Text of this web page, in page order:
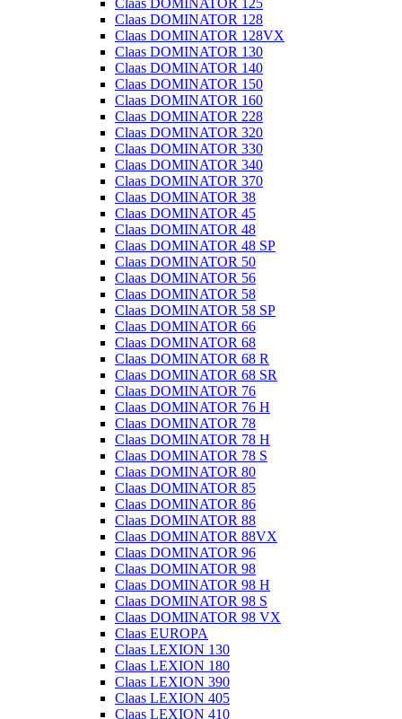
Claas DOMINATOR 125
Claas DOMINATOR 128
Claas DOMINATOR 128VX
Claas DOMINATOR 130
Claas DOMINATOR 140
Claas DOMINATOR 150
Claas DOMINATOR 160
Claas DOMINATOR 228
Claas DOMINATOR 320
Claas DOMINATOR 330
Claas DOMINATOR 340
Claas DOMINATOR 370
Claas DOMINATOR 38
Claas DOMINATOR 45
Claas DOMINATOR 48
Claas DOMINATOR 48 SP
Claas DOMINATOR 50
Claas DOMINATOR 56
Claas DOMINATOR 58
Claas DOMINATOR 58 SP
Claas DOMINATOR 66
Claas DOMINATOR 68
Claas DOMINATOR 68 R
Claas DOMINATOR 68 SR
Claas DOMINATOR 76
Claas DOMINATOR 76 H
Claas DOMINATOR 78
Claas DOMINATOR 78 H
Claas DOMINATOR 78 S
Claas DOMINATOR 80
Claas DOMINATOR 85
Claas DOMINATOR 86
Claas DOMINATOR 88
Claas DOMINATOR 88VX
Claas DOMINATOR 96
Claas DOMINATOR 98
Claas DOMINATOR 98 H
Claas DOMINATOR 98 S
Claas DOMINATOR 98 VX
Claas EUROPA
Claas LEXION 130
Claas LEXION 180
Claas LEXION 390
Claas LEXION 405
Claas LEXION 410